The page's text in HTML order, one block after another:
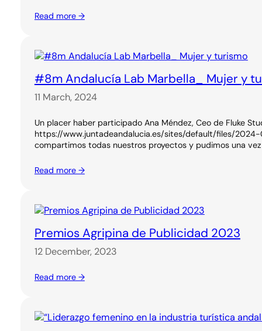
Read more →
#8m Andalucía Lab Marbella_ Mujer y
11 March, 2024
Un placer haber participado Ana Méndez, Ceo de Fluke
https://www.juntadeandalucia.es/sites/default/files/2024-
compartimos todas nuestros proyectos y pudimos una
Read more →
Premios Agripina de Publicidad 2023
12 December, 2023
Read more →